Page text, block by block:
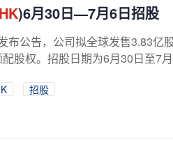
)6月30日—7月6日招股
布公告，公司拟全球发售3.83亿
股权。招股日期为6月30日至7
招股